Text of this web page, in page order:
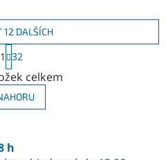
O
v
l
á
c
12 DALŠÍCH
S
t
r
á
n
k
á
n
1 32
celkem
h